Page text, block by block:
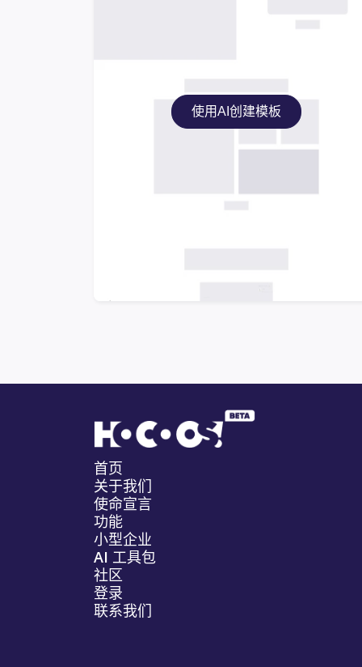
使用AI创建模板
首页
关于我们
使命宣言
功能
小型企业
AI 工具包
社区
登录
联系我们